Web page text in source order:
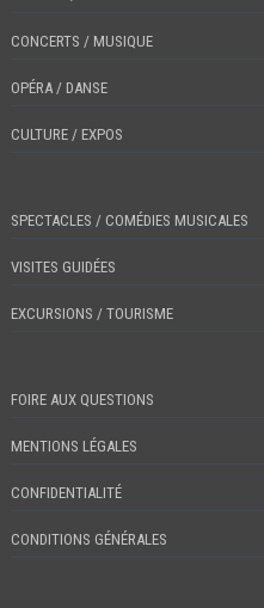
CONCERTS / MUSIQUE
OPÉRA / DANSE
CULTURE / EXPOS
SPECTACLES / COMÉDIES MUSICALES
VISITES GUIDÉES
EXCURSIONS / TOURISME
FOIRE AUX QUESTIONS
MENTIONS LÉGALES
CONFIDENTIALITÉ
CONDITIONS GÉNÉRALES